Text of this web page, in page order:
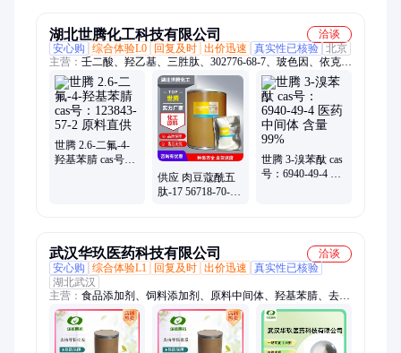
湖北世腾化工科技有限公司
洽谈
安心购
综合体验L0 回复及时 出价迅速 真实性已核验 北京
主营： 壬二酸、羟乙基、三胜肽、302776-68-7、玻色因、依克多
因、抗坏血酸、谷胱甘肽、苯甲酸己酯、葡糖基芦丁、紫外吸收
剂、辛氧基甘油、生物素三肽、乙酰基四肽、棕榈酰三肽、肉豆
蔻酰五肽、植物油脂肪酸、氨基羟苯甲酰、紫外线吸收剂、维生
素c乙基醚、二氢燕麦生物碱、苯乙基间苯二酚、水杨酸乙基己
酯、乙基己基三嗪酮
世腾 2.6-二氟-4-
羟基苯腈 cas号：
供应 肉豆蔻酰五
肽-17 56718-70-8
世腾 3-溴苯酞 cas
号：6940-49-4 医
武汉华玖医药科技有限公司
洽谈
安心购
综合体验L1 回复及时 出价迅速
真实性已核验
湖北武汉
主营： 食品添加剂、饲料添加剂、原料中间体、羟基苯腈、去氧
胆酸钠、肌酸酐、氨甲环酸、甘氨胆酸